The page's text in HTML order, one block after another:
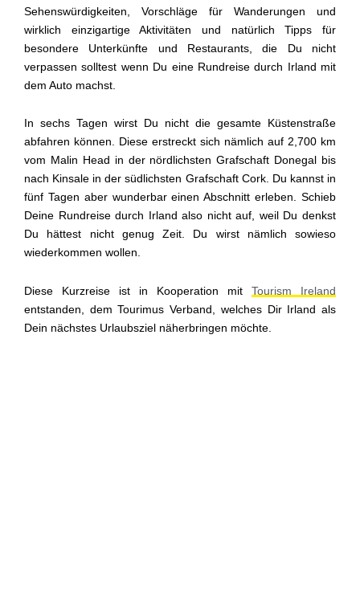
Sehenswürdigkeiten, Vorschläge für Wanderungen und
wirklich einzigartige Aktivitäten und natürlich Tipps für
besondere Unterkünfte und Restaurants, die Du nicht
verpassen solltest wenn Du eine Rundreise durch Irland mit
dem Auto machst.
In sechs Tagen wirst Du nicht die gesamte Küstenstraße
abfahren können. Diese erstreckt sich nämlich auf 2,700 km
vom Malin Head in der nördlichsten Grafschaft Donegal bis
nach Kinsale in der südlichsten Grafschaft Cork. Du kannst in
fünf Tagen aber wunderbar einen Abschnitt erleben. Schieb
Deine Rundreise durch Irland also nicht auf, weil Du denkst
Du hättest nicht genug Zeit. Du wirst nämlich sowieso
wiederkommen wollen.
Diese Kurzreise ist in Kooperation mit Tourism Ireland
entstanden, dem Tourimus Verband, welches Dir Irland als
Dein nächstes Urlaubsziel näherbringen möchte.